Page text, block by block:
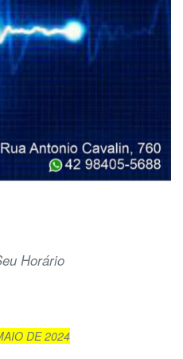
Horário
DE 2024